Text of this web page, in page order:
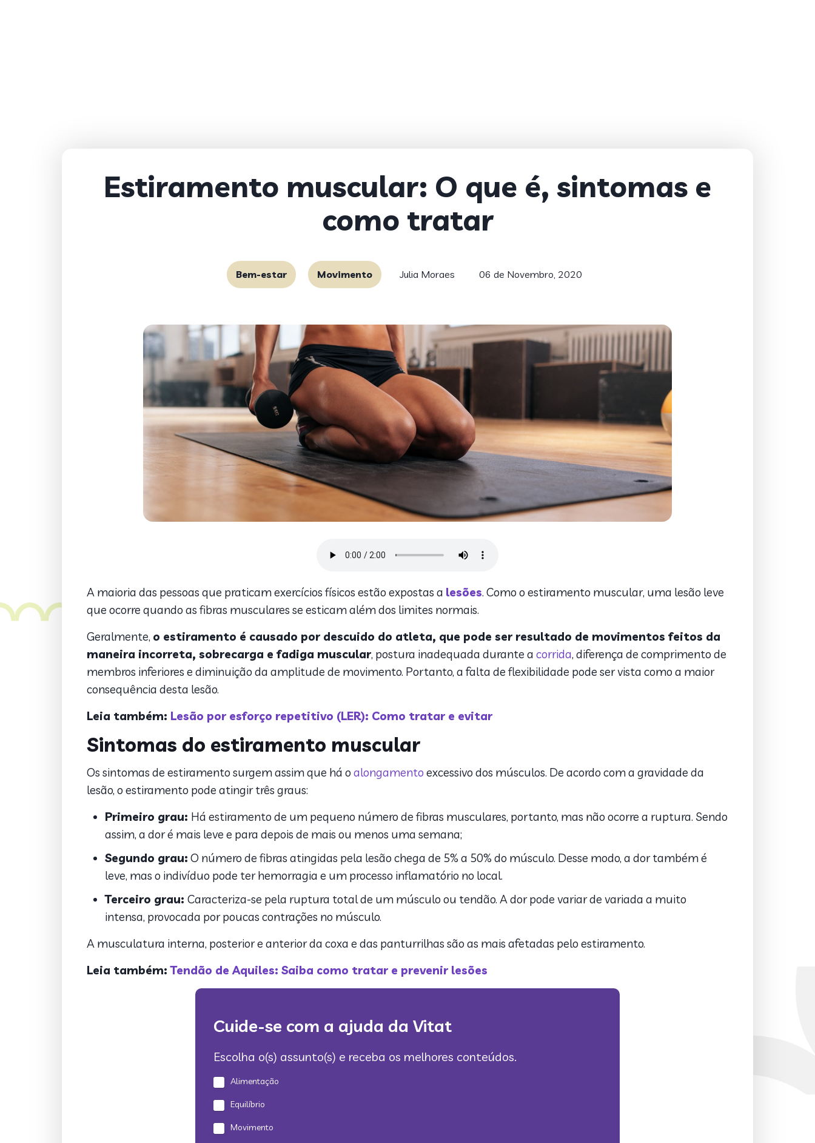
Estiramento muscular: O que é, sintomas e
como tratar
Bem-estar Movimento Julia Moraes 06 de Novembro, 2020
A maioria das pessoas que praticam exercícios físicos estão expostas a lesões. Como o estiramento muscular, uma lesão leve
que ocorre quando as fibras musculares se esticam além dos limites normais.
Geralmente, o estiramento é causado por descuido do atleta, que pode ser resultado de movimentos feitos da
maneira incorreta, sobrecarga e fadiga muscular, postura inadequada durante a corrida, diferença de comprimento de
membros inferiores e diminuição da amplitude de movimento. Portanto, a falta de flexibilidade pode ser vista como a maior
consequência desta lesão.
Leia também: Lesão por esforço repetitivo (LER): Como tratar e evitar
Sintomas do estiramento muscular
Os sintomas de estiramento surgem assim que há o alongamento excessivo dos músculos. De acordo com a gravidade da
lesão, o estiramento pode atingir três graus:
Primeiro grau: Há estiramento de um pequeno número de fibras musculares, portanto, mas não ocorre a ruptura. Sendo
assim, a dor é mais leve e para depois de mais ou menos uma semana;
Segundo grau: O número de fibras atingidas pela lesão chega de 5% a 50% do músculo. Desse modo, a dor também é
leve, mas o indivíduo pode ter hemorragia e um processo inflamatório no local.
Terceiro grau: Caracteriza-se pela ruptura total de um músculo ou tendão. A dor pode variar de variada a muito
intensa, provocada por poucas contrações no músculo.
A musculatura interna, posterior e anterior da coxa e das panturrilhas são as mais afetadas pelo estiramento.
Leia também: Tendão de Aquiles: Saiba como tratar e prevenir lesões